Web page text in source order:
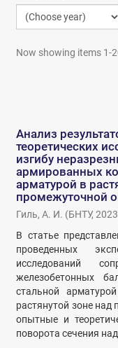
Now showing items 1-
Анализ
теоретических
изгибу
армированных
арматурой в
промежуточной
Гиль, А. И. (БНТУ,2023
В статье
проведенных
исследований
железобетонных
стальной
растянутой зоне
опытные и
поворота сечения